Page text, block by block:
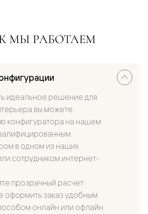
МЫ РАБОТАЕМ
идеальное решение для
вы можете
конфигуратора на нашем
в одном из наших
сотрудником интернет-
прозрачный расчет
оформить заказ удобным
онлайн или офлайн.